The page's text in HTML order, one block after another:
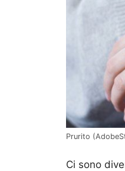
Prurito
Ci sono